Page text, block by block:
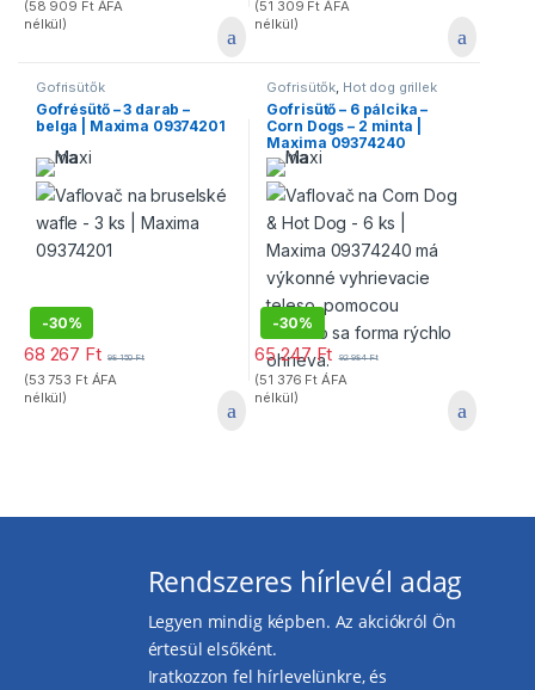
(58 909 FtÁFA
nélkül)
(51 309 Ft ÁFA
nélkül)
Gofrisütők
Gofrésütő – 3 darab –
belga | Maxima 09374201
-30%
68 267 Ft 98 150Ft
(53 753 FtÁFA
nélkül)
Gofrisütők, Hot dog grillek
Gofrisütő – 6 pálcika –
Corn Dogs – 2 minta |
Maxima 09374240
-30%
65 247Ft 92 984Ft
(51 376 Ft ÁFA
nélkül)
Rendszeres hírlevél adag
Legyen mindig képben. Az akciókról Ön
értesül elsőként.
Iratkozzon fel hírlevelünkre, és